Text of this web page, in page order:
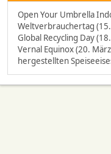
Open Your Umbrella
Weltverbrauchertag
Global Recycling Day
Vernal Equinox (20.
hergestellten